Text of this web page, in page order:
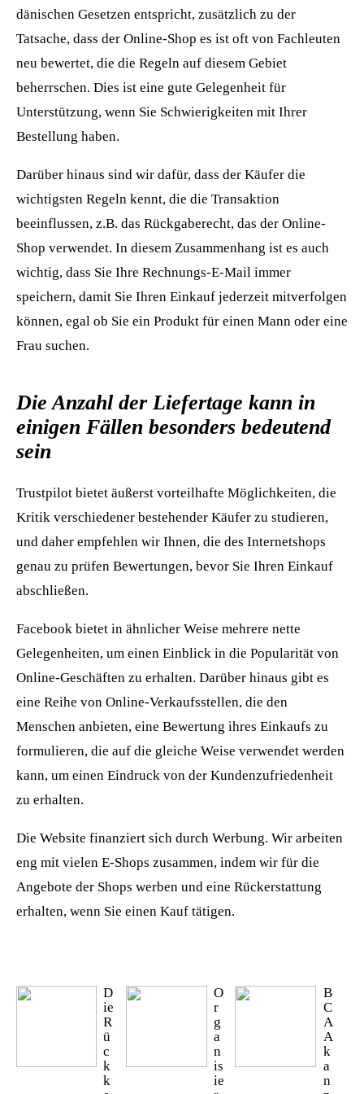
dänischen Gesetzen entspricht, zusätzlich zu der
Tatsache, dass der Online-Shop es ist oft von Fachleuten
neu bewertet, die die Regeln auf diesem Gebiet
beherrschen. Dies ist eine gute Gelegenheit für
Unterstützung, wenn Sie Schwierigkeiten mit Ihrer
Bestellung haben.
Darüber hinaus sind wir dafür, dass der Käufer die
wichtigsten Regeln kennt, die die Transaktion
beeinflussen, z.B. das Rückgaberecht, das der Online-
Shop verwendet. In diesem Zusammenhang ist es auch
wichtig, dass Sie Ihre Rechnungs-E-Mail immer
speichern, damit Sie Ihren Einkauf jederzeit mitverfolgen
können, egal ob Sie ein Produkt für einen Mann oder eine
Frau suchen.
Die Anzahl der Liefertage kann in
einigen Fällen besonders bedeutend
sein
Trustpilot bietet äußerst vorteilhafte Möglichkeiten, die
Kritik verschiedener bestehender Käufer zu studieren,
und daher empfehlen wir Ihnen, die des Internetshops
genau zu prüfen Bewertungen, bevor Sie Ihren Einkauf
abschließen.
Facebook bietet in ähnlicher Weise mehrere nette
Gelegenheiten, um einen Einblick in die Popularität von
Online-Geschäften zu erhalten. Darüber hinaus gibt es
eine Reihe von Online-Verkaufsstellen, die den
Menschen anbieten, eine Bewertung ihres Einkaufs zu
formulieren, die auf die gleiche Weise verwendet werden
kann, um einen Eindruck von der Kundenzufriedenheit
zu erhalten.
Die Website finanziert sich durch Werbung. Wir arbeiten
eng mit vielen E-Shops zusammen, indem wir für die
Angebote der Shops werben und eine Rückerstattung
erhalten, wenn Sie einen Kauf tätigen.
D
ie
R
ü
c
k
k
O
r
g
a
n
is
ie
B
C
A
A
k
a
n